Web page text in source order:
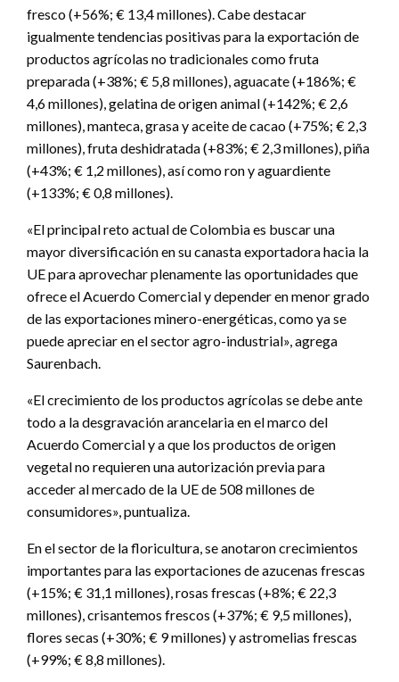
fresco (+56%; € 13,4 millones). Cabe destacar
igualmente tendencias positivas para la exportación de
productos agrícolas no tradicionales como fruta
preparada (+38%; € 5,8 millones), aguacate (+186%; €
4,6 millones), gelatina de origen animal (+142%; € 2,6
millones), manteca, grasa y aceite de cacao (+75%; € 2,3
millones), fruta deshidratada (+83%; € 2,3 millones), piña
(+43%; € 1,2 millones), así como ron y aguardiente
(+133%; € 0,8 millones).
«El principal reto actual de Colombia es buscar una
mayor diversificación en su canasta exportadora hacia la
UE para aprovechar plenamente las oportunidades que
ofrece el Acuerdo Comercial y depender en menor grado
de las exportaciones minero-energéticas, como ya se
puede apreciar en el sector agro-industrial», agrega
Saurenbach.
«El crecimiento de los productos agrícolas se debe ante
todo a la desgravación arancelaria en el marco del
Acuerdo Comercial y a que los productos de origen
vegetal no requieren una autorización previa para
acceder al mercado de la UE de 508 millones de
consumidores», puntualiza.
En el sector de la floricultura, se anotaron crecimientos
importantes para las exportaciones de azucenas frescas
(+15%; € 31,1 millones), rosas frescas (+8%; € 22,3
millones), crisantemos frescos (+37%; € 9,5 millones),
flores secas (+30%; € 9 millones) y astromelias frescas
(+99%; € 8,8 millones).